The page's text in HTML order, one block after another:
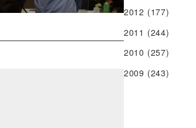
2012 (177)
2011 (244)
2010 (257)
2009 (243)